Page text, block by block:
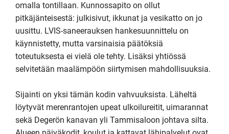
omalla tontillaan. Kunnossapito on ollut
pitkäjänteisestä: julkisivut, ikkunat ja vesikatto on jo
uusittu. LVIS-saneerauksen hankesuunnittelu on
käynnistetty, mutta varsinaisia päätöksiä
toteutuksesta ei vielä ole tehty. Lisäksi yhtiössä
selvitetään maalämpöön siirtymisen mahdollisuuksia.
Sijainti on yksi tämän kodin vahvuuksista. Läheltä
löytyvät merenrantojen upeat ulkoilureitit, uimarannat
sekä Degerön kanavan yli Tammisaloon johtava silta.